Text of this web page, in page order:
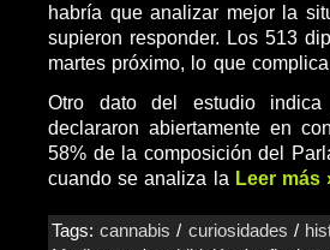
habría que analizar mejor la
supieron responder. Los 513
martes próximo, lo que
Otro dato del estudio
declararon abiertamente en
58% de la composición del
cuando se analiza la Leer más
Tags:cannabis / curiosidades /